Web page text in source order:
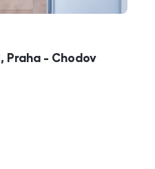
Praha - Chodov